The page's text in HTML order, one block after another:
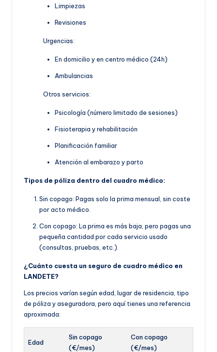
Limpiezas
Revisiones
Urgencias:
En domicilio y en centro médico (24h)
Ambulancias
Otros servicios:
Psicología (número limitado de sesiones)
Fisioterapia y rehabilitación
Planificación familiar
Atención al embarazo y parto
Tipos de póliza dentro del cuadro médico:
Sin copago: Pagas solo la prima mensual, sin coste
por acto médico.
Con copago: La prima es más baja, pero pagas una
pequeña cantidad por cada servicio usado
(consultas, pruebas, etc.).
¿Cuánto cuesta un seguro de cuadro médico en
LANDETE?
Los precios varían según edad, lugar de residencia, tipo
de póliza y aseguradora, pero aquí tienes una referencia
aproximada:
Edad
Sin copago
(€/mes)
Con copago
(€/mes)